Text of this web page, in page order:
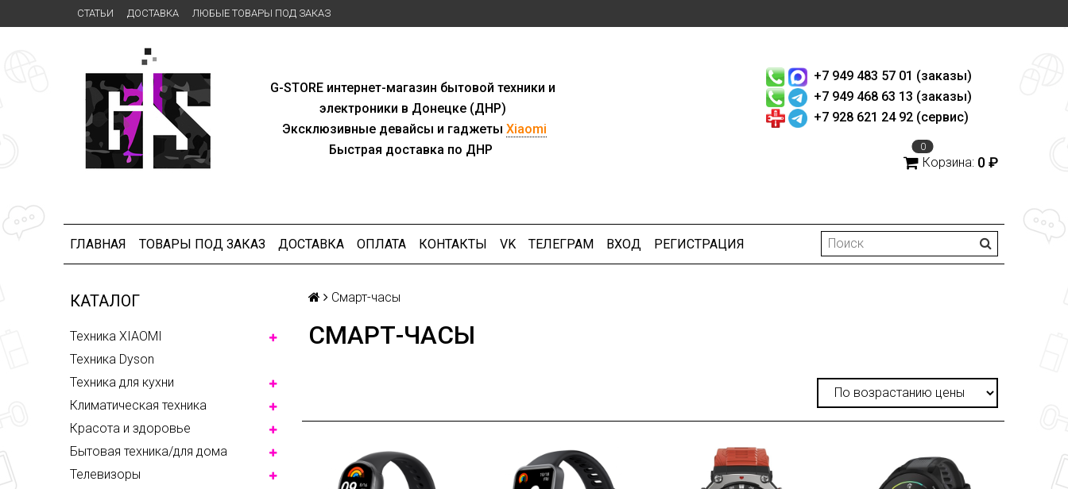
СТАТЬИ ДОСТАВКА ЛЮБЫЕ ТОВАРЫ ПОД ЗАКАЗ
G-STOREинтернет-магазин бытовой техники и
электроники в Донецке (ДНР)
Эксклюзивные девайсы и гаджеты Xiaomi
Быстрая доставка по ДНР
+7 949 483 57 01 (заказы)
+7 949 468 63 13 (заказы)
+7 928 621 24 92 (сервис)
0
Корзина: 0 ₽
ГЛАВНАЯ ТОВАРЫ ПОД ЗАКАЗ ДОСТАВКА ОПЛАТА КОНТАКТЫ VK ТЕЛЕГРАМ ВХОД РЕГИСТРАЦИЯ
КАТАЛОГ
Техника XIAOMI
Техника Dyson
Техника для кухни
Климатическая техника
Красота и здоровье
Бытовая техника/для дома
Телевизоры
Смарт-часы
СМАРТ-ЧАСЫ